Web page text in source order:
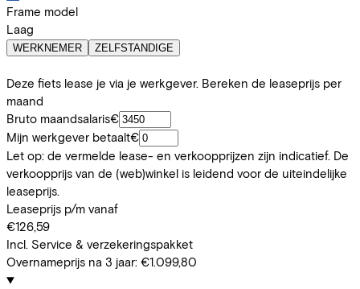
Frame model
Laag
WERKNEMER ZELFSTANDIGE
Deze fiets lease je via je werkgever. Bereken de leaseprijs per
maand
Bruto maandsalaris€
Mijn werkgever betaalt€
Let op: de vermelde lease- en verkoopprijzen zijn indicatief. De
verkoopprijs van de (web)winkel is leidend voor de uiteindelijke
leaseprijs.
Leaseprijs p/m vanaf
€126,59
Incl. Service & verzekeringspakket
Overnameprijs na 3 jaar: €1.099,80